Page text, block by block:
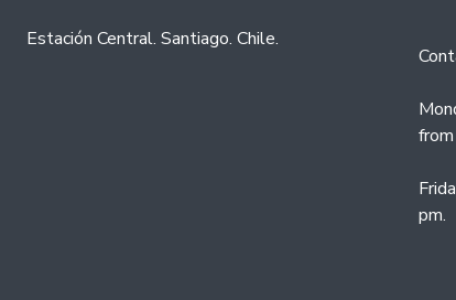
Estación Central. Santiago. Chile.
pm.